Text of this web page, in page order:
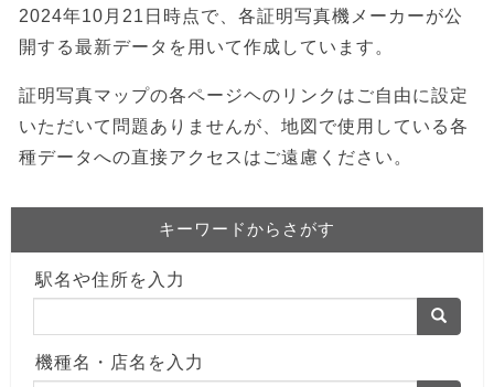
2024年10月21日時点で、各証明写真機メーカーが公
開する最新データを用いて作成しています。
証明写真マップの各ページヘのリンクはご自由に設定
いただいて問題ありませんが、地図で使用している各
種データへの直接アクセスはご遠慮ください。
キーワードからさがす
駅名や住所を入力
機種名・店名を入力